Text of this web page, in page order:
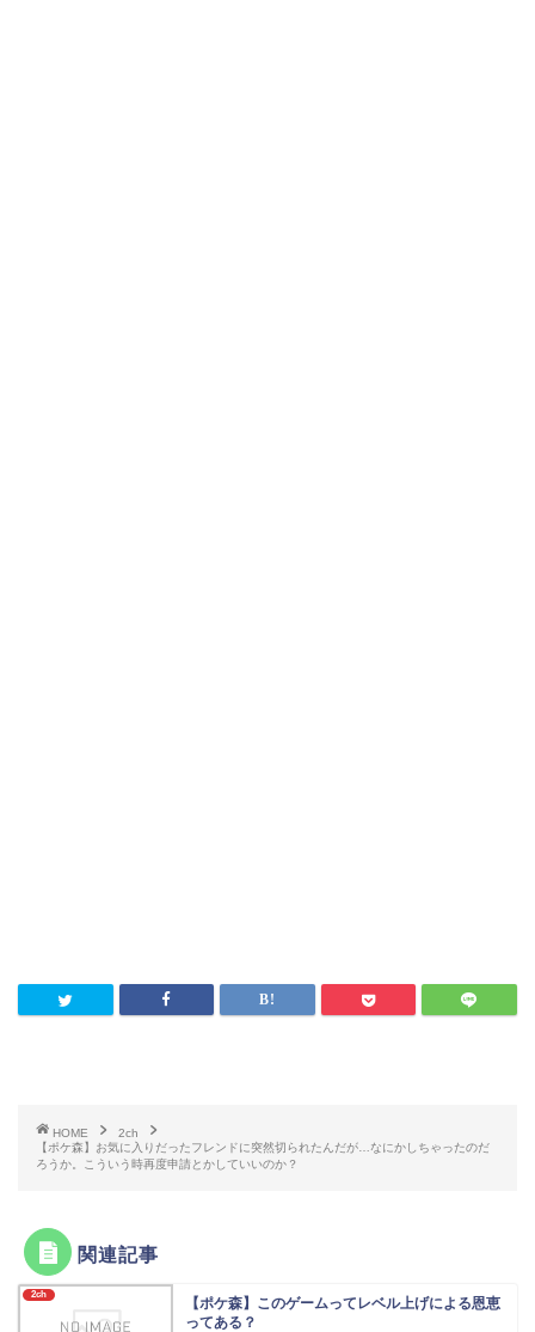
HOME
2ch
【ポケ森】お気に入りだったフレンドに突然切られたんだが…なにかしちゃったのだ
ろうか。こういう時再度申請とかしていいのか？
関連記事
2ch
【ポケ森】このゲームってレベル上げによる恩恵
ってある？